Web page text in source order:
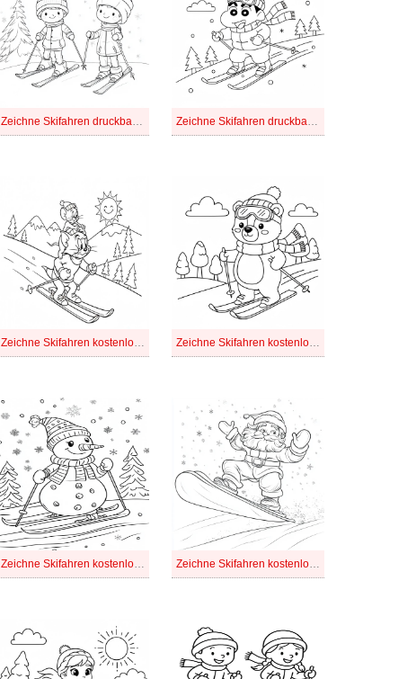
Zeichne Skifahren druckbare für Kinder Zeichne Skifahren druckbare schlicht
Zeichne Skifahren kostenlos druckbare basisch Zeichne Skifahren kostenlos druckbare einfach
Zeichne Skifahren kostenlos für Kinder Zeichne Skifahren kostenlos schlicht